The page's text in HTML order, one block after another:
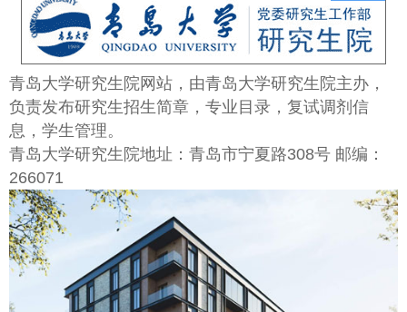
青岛大学研究生院网站，由青岛大学研究生院主办，
负责发布研究生招生简章，专业目录，复试调剂信
息，学生管理。
青岛大学研究生院地址：青岛市宁夏路308号 邮编：
266071